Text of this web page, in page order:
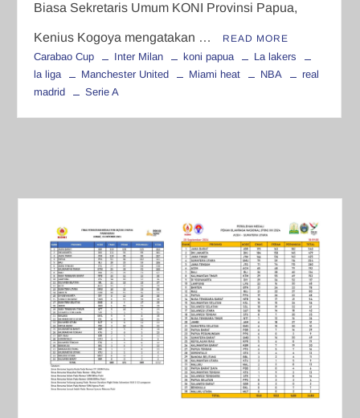
Biasa Sekretaris Umum KONI Provinsi Papua,
Kenius Kogoya mengatakan … READ MORE
Carabao Cup Inter Milan koni papua
La lakers
la liga
Manchester United Miami heat NBA
real
madrid
Serie A